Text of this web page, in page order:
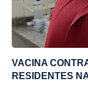
VACINA
RESIDENTES